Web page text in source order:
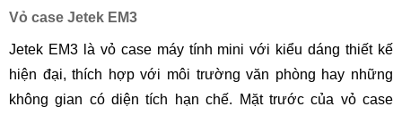
Vỏ case Jetek EM3
Jetek EM3 là vỏ case máy tính mini với kiểu dáng thiết kế
hiện đại, thích hợp với môi trường văn phòng hay những
không gian có diện tích hạn chế. Mặt trước của vỏ case